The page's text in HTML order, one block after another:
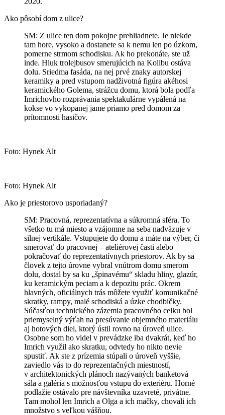
Ako pôsobí dom z ulice?
SM: Z ulice ten dom pokojne prehliadnete. Je niekde
tam hore, vysoko a dostanete sa k nemu len po úzkom,
pomerne strmom schodisku. Ak ho prekonáte, ste už
inde. Hluk trolejbusov smerujúcich na Kolibu ostáva
dolu. Sriedma fasáda, na nej prvé znaky autorskej
keramiky a pred vstupom nadživotná figúra akéhosi
keramického Golema, strážcu domu, ktorá bola podľa
Imrichovho rozprávania spektakulárne vypálená na
kokse vo vykopanej jame priamo pred domom za
prítomnosti hasičov.
Foto: Hynek Alt
Foto: Hynek Alt
Ako je priestorovo usporiadaný?
SM: Pracovná, reprezentatívna a súkromná sféra. To
všetko tu má miesto a vzájomne na seba nadväzuje v
silnej vertikále. Vstupujete do domu a máte na výber, či
smerovať do pracovnej – ateliérovej časti alebo
pokračovať do reprezentatívnych priestorov. Ak by sa
človek z tejto úrovne vybral vnútrom domu smerom
dolu, dostal by sa ku „špinavému“ skladu hliny, glazúr,
ku keramickým peciam a k depozitu prác. Okrem
hlavných, oficiálnych trás môžete využiť komunikačné
skratky, rampy, malé schodiská a úzke chodbičky.
Súčasťou technického zázemia pracovného celku bol
priemyselný výťah na presúvanie objemného materiálu
aj hotových diel, ktorý ústil rovno na úroveň ulice.
Osobne som ho videl v prevádzke iba dvakrát, keď ho
Imrich využil ako skratku, odvtedy ho nikto nevie
spustiť. Ak ste z prízemia stúpali o úroveň vyššie,
zaviedlo vás to do reprezentačných miestností,
v architektonických plánoch nazývaných banketová
sála a galéria s možnosťou vstupu do exteriéru. Horné
podlažie ostávalo pre návštevníka uzavreté, privátne.
Tam mohol len Imrich a Olga a ich mačky, chovali ich
množstvo s veľkou vášňou.